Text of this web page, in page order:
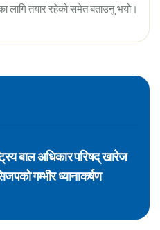
तयार रहेको समेत बताउनु भयो।
बाल अधिकार परिषद् खारेज
गम्भीर ध्यानाकर्षण